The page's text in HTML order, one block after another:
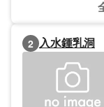
2 入水鍾乳洞